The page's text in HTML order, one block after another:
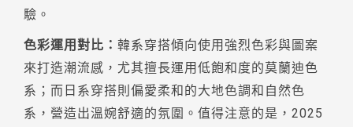
驗。
色彩運用對比： 韓系穿搭傾向使用強烈色彩與圖案
來打造潮流感，尤其擅長運用低飽和度的莫蘭迪色
系；而日系穿搭則偏愛柔和的大地色調和自然色
系，營造出溫婉舒適的氛圍。值得注意的是，2025